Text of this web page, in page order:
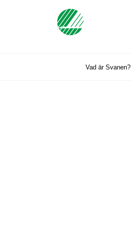
Vad är Svanen?